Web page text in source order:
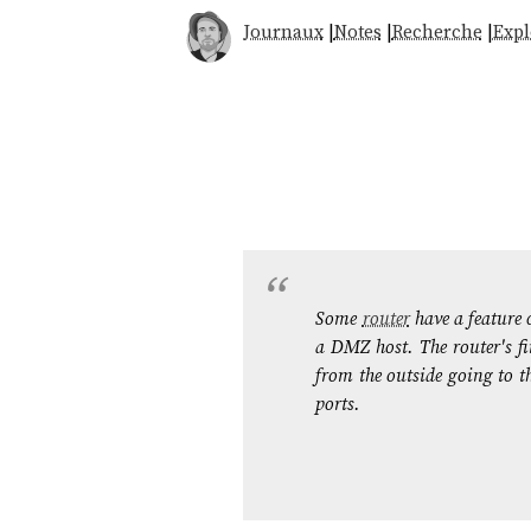
Journaux|Notes |Recherche |
Somerouterhave a feature
a DMZ host. The router's
from the outside going to
ports.